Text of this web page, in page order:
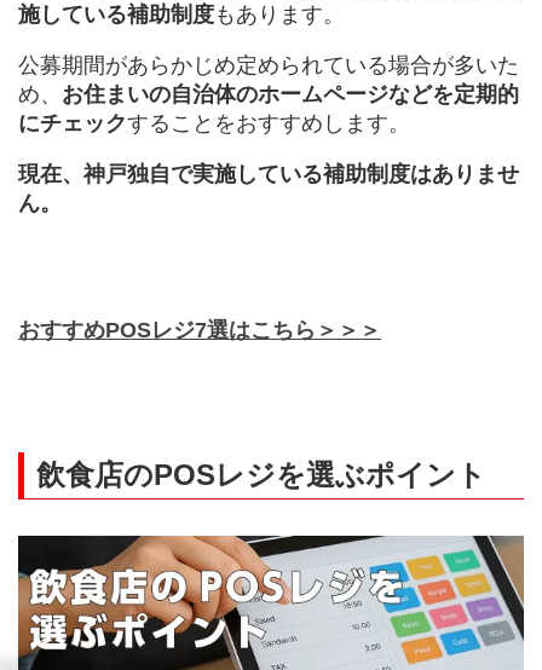
施している補助制度もあります。
公募期間があらかじめ定められている場合が多いた
め、 お住まいの自治体のホームページなどを定期的
にチェックすることをおすすめします。
現在、神戸独自で実施している補助制度はありませ
ん。
おすすめPOSレジ7選はこちら＞＞＞
飲食店のPOSレジを選ぶポイント